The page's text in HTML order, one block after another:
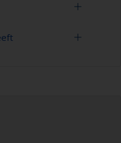
alleen maar de